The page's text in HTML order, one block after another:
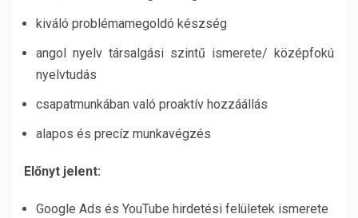
kiváló problémamegoldó készség
angol nyelv társalgási szintű ismerete/ középfokú
nyelvtudás
csapatmunkában való proaktív hozzáállás
alapos és precíz munkavégzés
Előnyt jelent:
Google Ads és YouTube hirdetési felületek ismerete